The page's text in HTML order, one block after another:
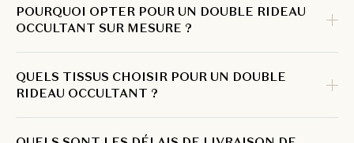
POURQUOI OPTER POUR UN DOUBLE RIDEAU
OCCULTANT SUR MESURE ?
QUELS TISSUS CHOISIR POUR UN DOUBLE
RIDEAU OCCULTANT ?